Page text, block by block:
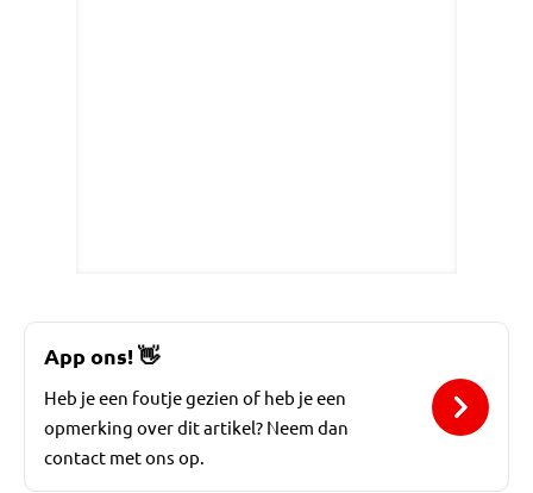
App ons!👋
Heb je een foutje gezien of heb je een
opmerking over dit artikel? Neem dan
contact met ons op.